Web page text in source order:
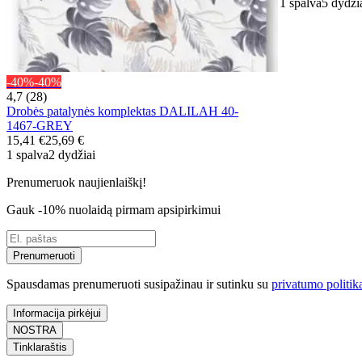
-40%-40%
4,7 (28)
Drobės patalynės komplektas DALILAH 40-
1467-GREY
15,41 €25,69 €
1 spalva2 dydžiai
Prenumeruok naujienlaiškį!
Gauk -10% nuolaidą pirmam apsipirkimui
Prenumeruoti
Spausdamas prenumeruoti susipažinau ir sutinku su privatumo
Informacija pirkėjui
NOSTRA
Tinklaraštis